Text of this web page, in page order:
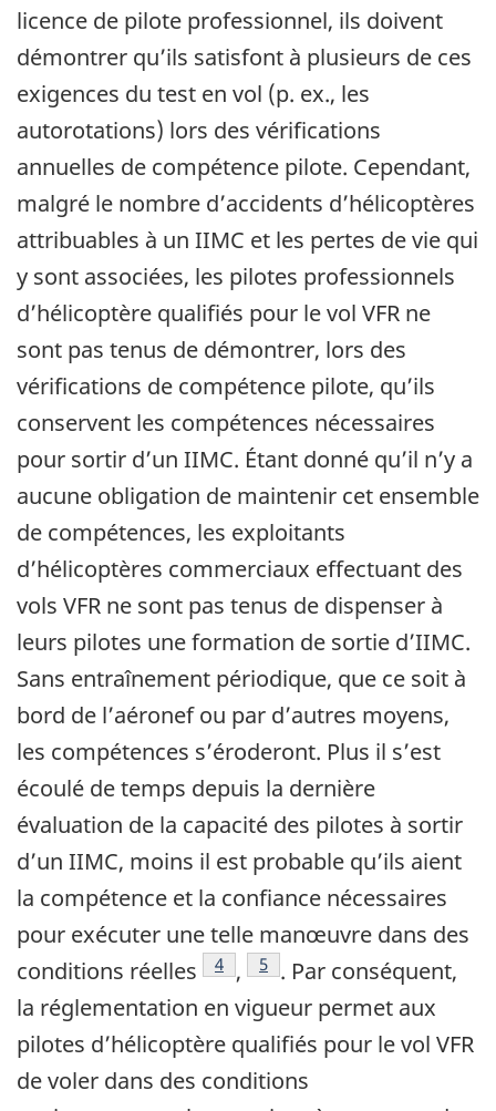
licence de pilote professionnel, ils doivent
démontrer qu’ils satisfont à plusieurs de ces
exigences du test en vol (p. ex., les
autorotations) lors des vérifications
annuelles de compétence pilote. Cependant,
malgré le nombre d’accidents d’hélicoptères
attribuables à un IIMC et les pertes de vie qui
y sont associées, les pilotes professionnels
d’hélicoptère qualifiés pour le vol VFR ne
sont pas tenus de démontrer, lors des
vérifications de compétence pilote, qu’ils
conservent les compétences nécessaires
pour sortir d’un IIMC. Étant donné qu’il n’y a
aucune obligation de maintenir cet ensemble
de compétences, les exploitants
d’hélicoptères commerciaux effectuant des
vols VFR ne sont pas tenus de dispenser à
leurs pilotes une formation de sortie d’IIMC.
Sans entraînement périodique, que ce soit à
bord de l’aéronef ou par d’autres moyens,
les compétences s’éroderont. Plus il s’est
écoulé de temps depuis la dernière
évaluation de la capacité des pilotes à sortir
d’un IIMC, moins il est probable qu’ils aient
la compétence et la confiance nécessaires
pour exécuter une telle manœuvre dans des
conditions réelles
Note de bas de page
4 , Note de bas de page
5 . Par conséquent,
la réglementation en vigueur permet aux
pilotes d’hélicoptère qualifiés pour le vol VFR
de voler dans des conditions